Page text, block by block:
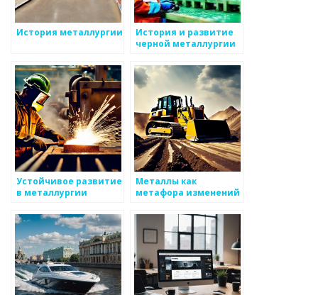
История металлургии
История и развитие
черной металлургии
Устойчивое развитие
в металлургии
Металлы как
метафора изменений